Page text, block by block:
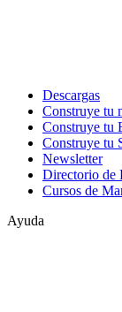
Descargas
Construye tu
Construye tu
Construye tu
Newsletter
Directorio de
Cursos de
Ayuda